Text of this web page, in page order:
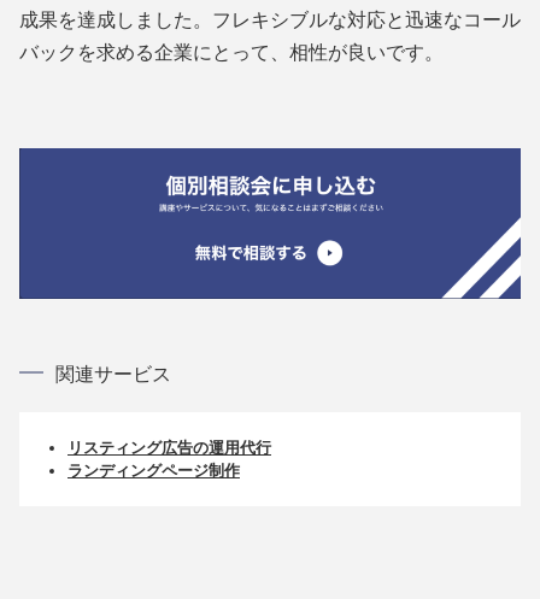
成果を達成しました。フレキシブルな対応と迅速なコール
バックを求める企業にとって、相性が良いです。
関連サービス
リスティング広告の運用代行
ランディングページ制作